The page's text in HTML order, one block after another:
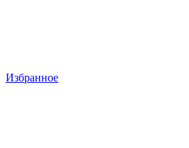
Избранное